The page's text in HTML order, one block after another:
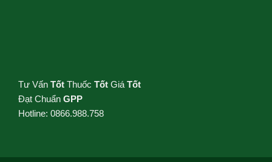
Tư Vấn Tốt Thuốc Tốt Giá Tốt
Đạt Chuẩn GPP
Hotline: 0866.988.758